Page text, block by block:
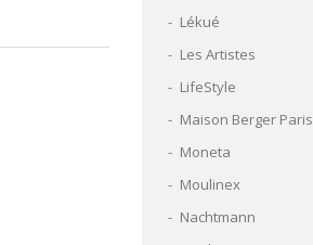
Lékué
Les Artistes
LifeStyle
Maison Berger Paris
Moneta
Moulinex
Nachtmann